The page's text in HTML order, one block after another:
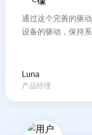
通过这个完善的驱
设备的驱动，保持
Luna
产品经理